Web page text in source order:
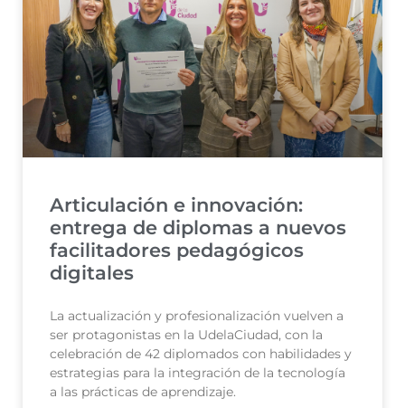
Articulación e innovación:
entrega de diplomas a nuevos
facilitadores pedagógicos
digitales
La actualización y profesionalización vuelven a
ser protagonistas en la UdelaCiudad, con la
celebración de 42 diplomados con habilidades y
estrategias para la integración de la tecnología
a las prácticas de aprendizaje.